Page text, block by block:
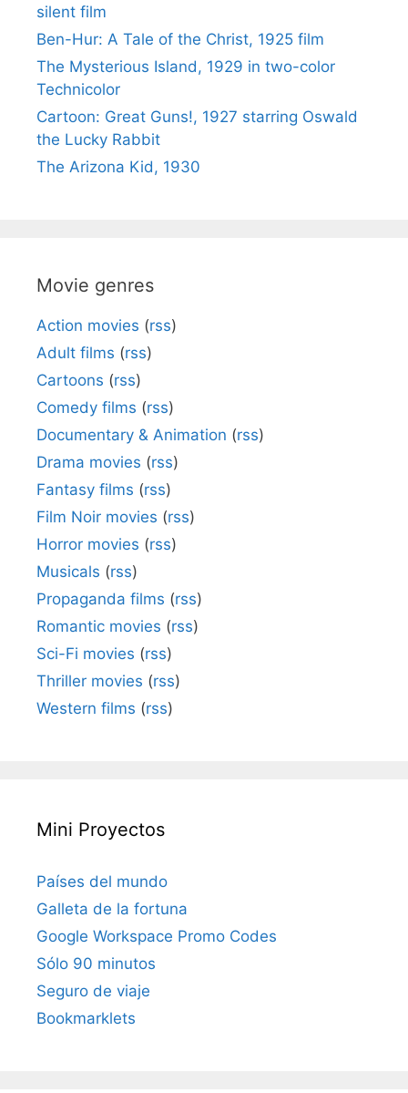
silent film
Ben-Hur: A Tale of the Christ, 1925 film
The Mysterious Island, 1929 in two-color
Technicolor
Cartoon: Great Guns!, 1927 starring Oswald
the Lucky Rabbit
The Arizona Kid, 1930
Movie genres
Action movies (rss)
Adult films (rss)
Cartoons (rss)
Comedy films (rss)
Documentary & Animation (rss)
Drama movies (rss)
Fantasy films (rss)
Film Noir movies (rss)
Horror movies (rss)
Musicals (rss)
Propaganda films (rss)
Romantic movies (rss)
Sci-Fi movies (rss)
Thriller movies (rss)
Western films (rss)
Mini Proyectos
Países del mundo
Galleta de la fortuna
Google Workspace Promo Codes
Sólo 90 minutos
Seguro de viaje
Bookmarklets